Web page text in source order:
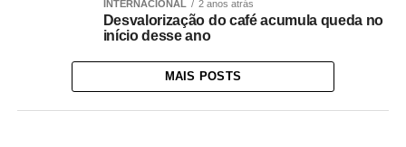
INTERNACIONAL 2 anos atrás
Desvalorização do café acumula queda no
início desse ano
MAIS POSTS